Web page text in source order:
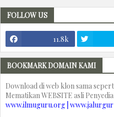
FOLLOW US
11.8k
BOOKMARK DOMAIN KAMI
Download di web klon sama
Mematikan WEBSITE asli
www.ilmuguru.org |